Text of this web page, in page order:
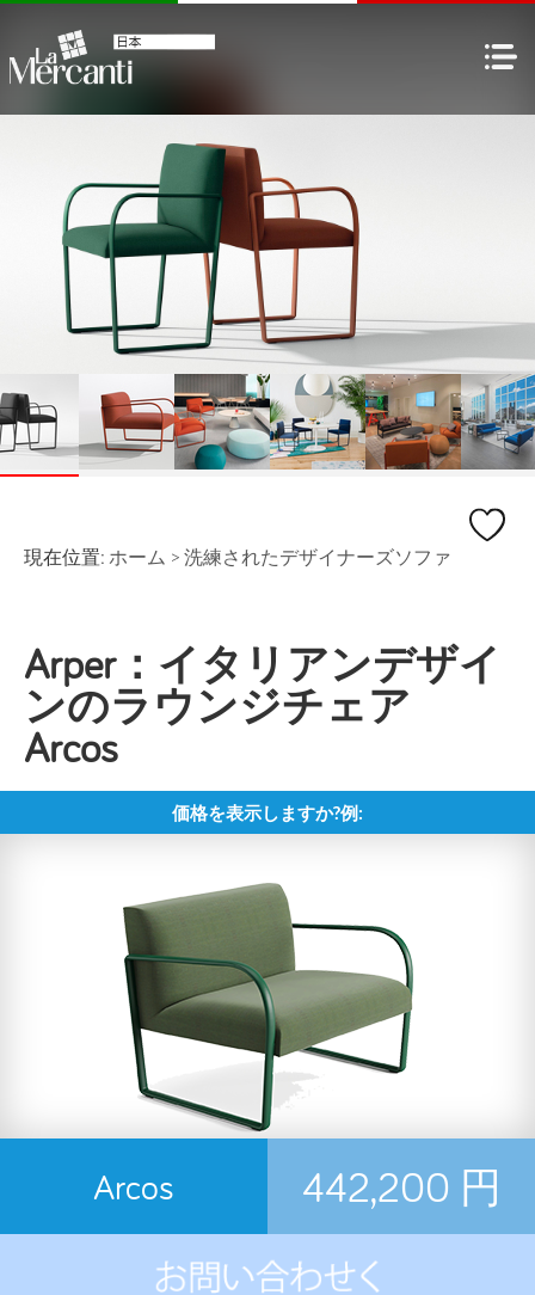
現在位置: ホーム > 洗練されたデザイナーズソファ
Arper：イタリアンデザイ
ンのラウンジチェア
Arcos
価格を表示しますか?例:
Arcos 442,200 円